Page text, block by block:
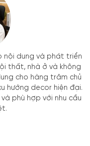
nội dung và phát triển
thất, nhà ở và không
cho hàng trăm chủ
hướng decor hiện đại.
phù hợp với nhu cầu